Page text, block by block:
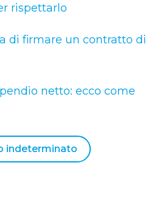
rispettarlo
di firmare un contratto di
netto: ecco come
indeterminato